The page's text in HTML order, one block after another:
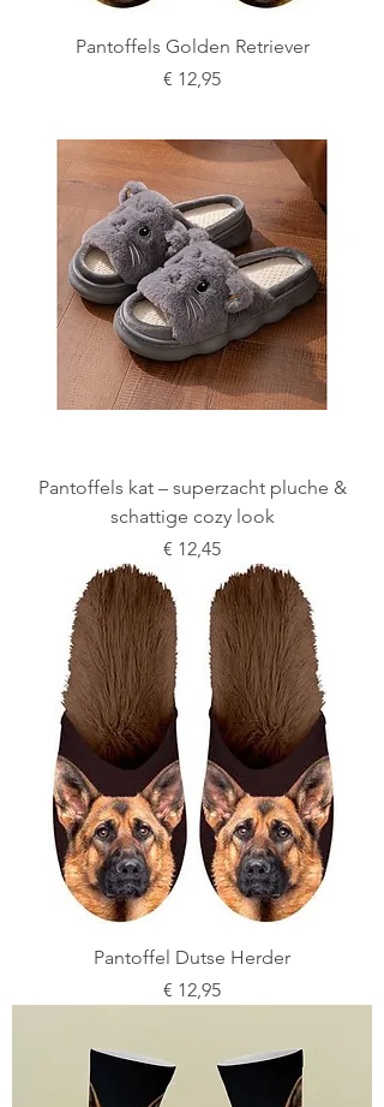
Pantoffels Golden Retriever
Prijs
€ 12,95
Pantoffels kat – superzacht pluche &
schattige cozy look
Prijs
€ 12,45
Pantoffel Dutse Herder
Prijs
€ 12,95